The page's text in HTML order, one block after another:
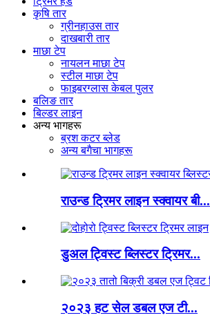
कृषि तार
ग्रीनहाउस तार
दाखबारी तार
माछा टेप
नायलन माछा टेप
स्टील माछा टेप
फाइबरग्लास केबल पुलर
बलिङ तार
बिल्डर लाइन
अन्य भागहरू
ब्रश कटर ब्लेड
अन्य बगैचा भागहरू
राउन्ड ट्रिमर लाइन स्क्वायर बी...
डुअल ट्विस्ट ब्लिस्टर ट्रिमर...
२०२३ हट सेल डबल एज टी...